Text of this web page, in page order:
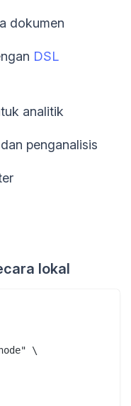
dokumen
DSL
analitik
penganalisis
lokal
\